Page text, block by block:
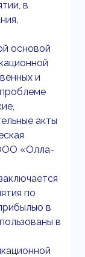
в
основой
и
акты
«Олла-
по
в
в